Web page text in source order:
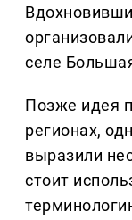
селе
Позже идея
регионах,
выразили
стоит